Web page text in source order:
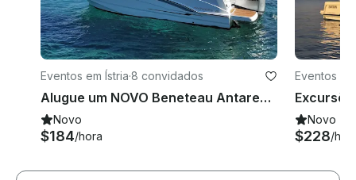
Eventos em Ístria·8 convidados
Alugue um NOVO Beneteau Antares 8!
Novo
$184/hora
Eventos
Novo
$228/